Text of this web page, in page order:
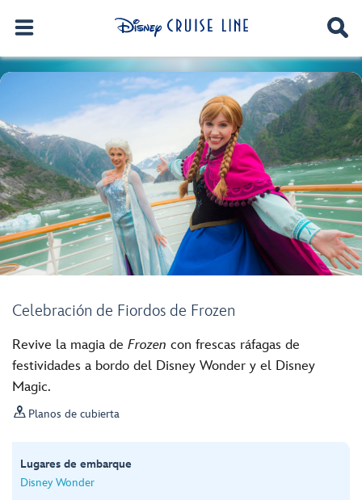
Celebración de Fiordos de Frozen
Revive la magia de Frozen con frescas ráfagas de
festividades a bordo del Disney Wonder y el Disney
Magic.
 Planos de cubierta
Lugares de embarque
Disney Wonder